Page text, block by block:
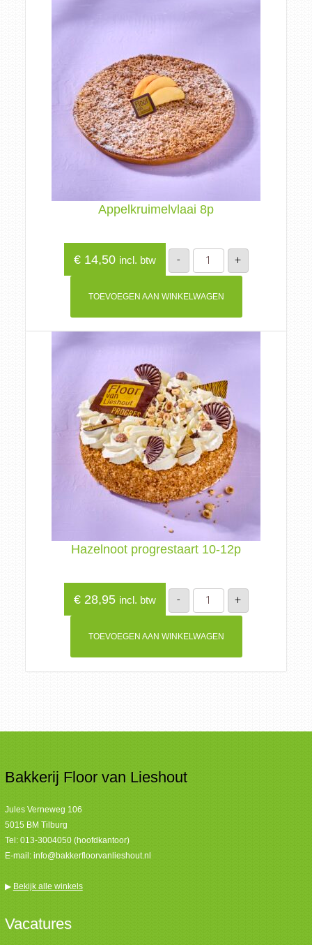
Appelkruimelvlaai 8p
€14,50 incl. btw -
Appelkruimelvlaai
aantal
+
TOEVOEGEN AAN WINKELWAGEN
Hazelnoot progrestaart 10-12p
€28,95 incl. btw -
Hazelnoot
progrestaart
10-
aantal
+
TOEVOEGEN AAN WINKELWAGEN
Bakkerij Floor van Lieshout
Jules Verneweg 106
5015 BM Tilburg
Tel: 013-3004050 (hoofdkantoor)
E-mail: info@bakkerfloorvanlieshout.nl
▶ Bekijk alle winkels
Vacatures